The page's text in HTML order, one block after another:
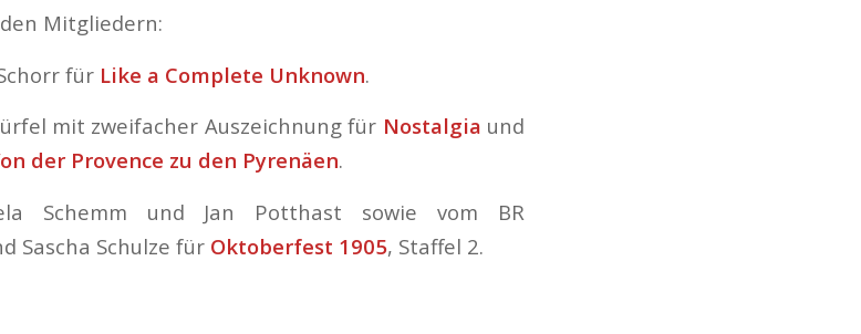
Mitgliedern:
für Like a Complete Unknown.
mit zweifacher Auszeichnung für Nostalgia und
der Provence zu den Pyrenäen.
Schemm und Jan Potthast sowie vom BR
Sascha Schulze für Oktoberfest 1905, Staffel 2.